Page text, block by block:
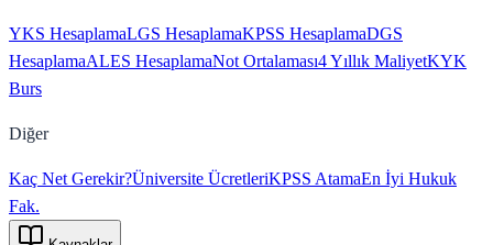
YKS HesaplamaLGS HesaplamaKPSS HesaplamaDGS
HesaplamaALES HesaplamaNot Ortalaması4 Yıllık MaliyetKYK
Burs
Diğer
Kaç Net Gerekir?Üniversite ÜcretleriKPSS AtamaEn İyi Hukuk
Fak.